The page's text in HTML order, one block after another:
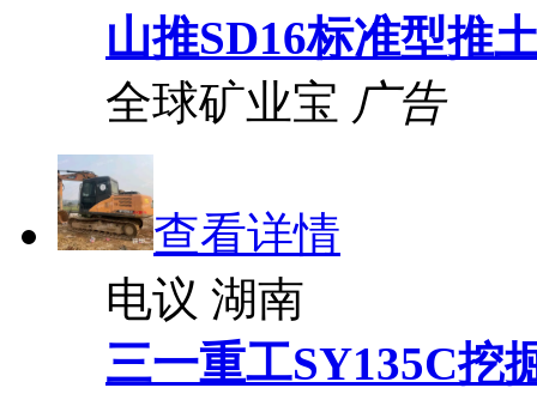
山推SD16标准型推
全球矿业宝 广告
查看详情
电议 湖南
三一重工SY135C挖